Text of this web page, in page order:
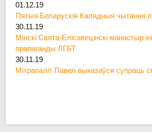
01.12.19
Пятыя Беларускія Калядныя чытання
30.11.19
Мінскі Свята-Елісавецінскі манастыр
прапаганды ЛГБТ
30.11.19
Мітрапаліт Павел выказаўся супраць